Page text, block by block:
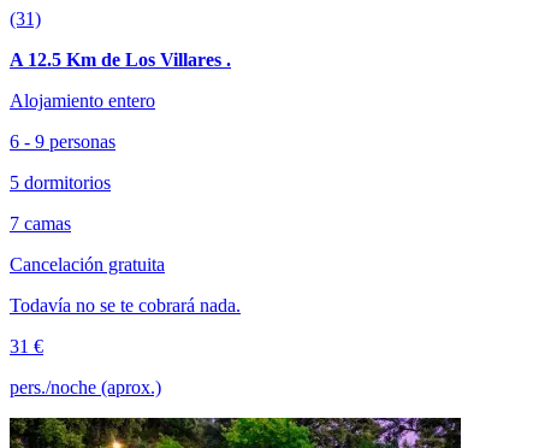
(31)
A 12.5 Km de Los Villares .
Alojamiento entero
6 - 9 personas
5 dormitorios
7 camas
Cancelación gratuita
Todavía no se te cobrará nada.
31 €
pers./noche (aprox.)